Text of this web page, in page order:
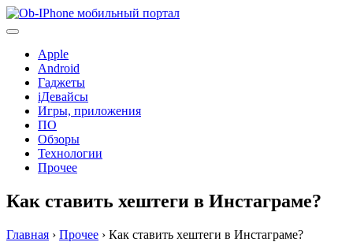
Перейти
к
Apple
Android
Гаджеты
iДевайсы
Игры, приложения
ПО
Обзоры
Технологии
Прочее
Как ставить хештеги в Инстаграме?
Главная › Прочее › Как ставить хештеги в Инстаграме?